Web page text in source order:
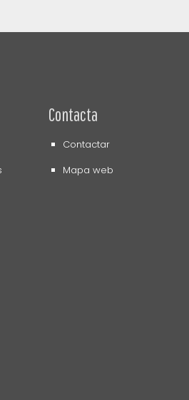
Contacta
Contactar
Mapa web